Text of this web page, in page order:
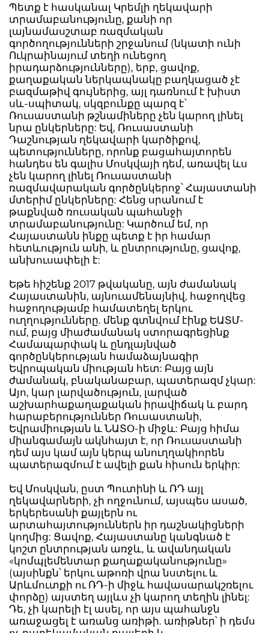
Պետք է հասկանալ Կրեմլի ղեկավարի
տրամաբանությունը, քանի որ
լայնամասշտաբ ռազմական
գործողությունների շրջանում (նկատի ունի
Ուկրաինայում տեղի ունեցող
իրադարձությունները), երբ, ցավոք,
քաղաքական ներկապնակը բաղկացած չէ
բազմաթիվ գույներից, այլ դառնում է խիստ
սև-սպիտակ, սկզբունքը պարզ է՝
Ռուսաստանի թշնամիները չեն կարող լինել
նրա ընկերները: Եվ, Ռուսաստանի
Դաշնության ղեկավարի կարծիքով,
պետությունները, որոնք բացահայտորեն
հանդես են գալիս Մոսկվայի դեմ, առավել ևս
չեն կարող լինել Ռուսաստանի
ռազմավարական գործընկերոջ՝ Հայաստանի
մտերիմ ընկերները: Հենց սրանում է
թաքնված ռուսական պահանջի
տրամաբանությունը: Կարծում եմ, որ
Հայաստանն ինքը պետք է իր համար
հետևություն անի, և ընտրությունը, ցավոք,
անխուսափելի է:
Եթե հիշենք 2017 թվականը, այն ժամանակ
Հայաստանին, այնուամենայնիվ, հաջողվեց
հաջողությամբ համատեղել երկու
ուղղությունները. մենք գտնվում էինք ԵԱՏՄ-
ում, բայց միաժամանակ ստորագրեցինք
Համապարփակ և ընդլայնված
գործընկերության համաձայնագիր
Եվրոպական միության հետ: Բայց այն
ժամանակ, բնականաբար, պատերազմ չկար:
Այո, կար լարվածություն, լարված
աշխարհաքաղաքական իրավիճակ և բարդ
հարաբերություններ Ռուսաստանի,
Եվրամիության և ՆԱՏՕ-ի միջև: Բայց հիմա
միանգամայն ակնհայտ է, որ Ռուսաստանի
դեմ այս կամ այն կերպ անուղղակիորեն
պատերազմում է ավելի քան հիսուն երկիր:
Եվ Մոսկվան, ըստ Պուտինի և ՌԴ այլ
ղեկավարների, չի ողջունում, այսպես ասած,
երկերեսանի քայլերն ու
արտահայտություններն իր դաշնակիցների
կողմից: Ցավոք, Հայաստանը կանգնած է
կոշտ ընտրության առջև, և ավանդական
«կոմպլեմենտար քաղաքականությունը»
(այսինքն՝ երկու աթոռի վրա նստելու և
Արևմուտքի ու ՌԴ-ի միջև հավասարակշռելու
փորձը) այստեղ այլևս չի կարող տեղին լինել:
Դե, չի կարելի էլ ասել, որ այս պահանջն
առաջացել է առանց առիթի. առիթներ՝ ի դեմս